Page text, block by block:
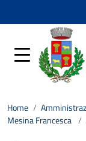
Home /
Mesina Francesca /